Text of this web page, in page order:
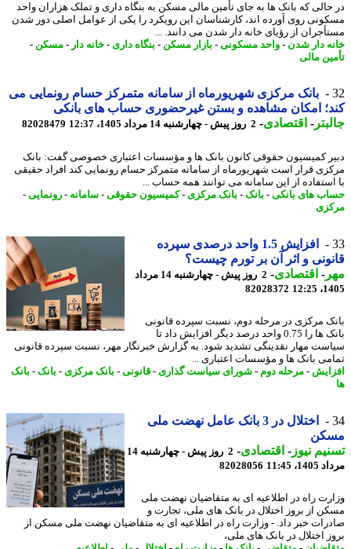
که بانک ها به جای تأمین مالی مسکن به بنگاه داری و تملک هزاران واحد
روی آورده اند، کارشناسان این رویکرد را یکی از عوامل اصلی دور شدن
از رؤیای خانه دار شدن می دانند. ...
دار شدن-واحد مسکونی-بازار مسکن-بنگاه داری- خانه دار-مسکن-
مالی
بانک مرکزی شهریورماه از سامانه متمرکز حسام رونمایی می
امکان مشاهده و بستن غیرحضوری حساب های بانکی
-اقتصادی-2 روز پیش - چهارشنبه 14 مرداد 1405، 12:37 82028479
کمیسیون حقوقی کانون بانک ها و مؤسسات اعتباری خصوصی گفت: بانک
قرار است شهریورماه از سامانه متمرکز حسام رونمایی کند افراد حقیقی
از این سامانه می توانند همه حساب ...
های بانکی-بانک -بانک مرکزی - کمیسیون حقوقی-سامانه-رونمایی-
افزایش 1.5 واحد درصدی سپرده
و اثر آن بر تورم چیست؟
-اقتصادی-
2 روز پیش - چهارشنبه 14 مرداد
82028372
مرکزی در مرحله دوم، نسبت سپرده قانونی
بانک ها را 0.75 واحد درصد دیگر افزایش داد تا
مهار نقدینگی تشدید شود. به گزارش خبرنگار مهر، نسبت سپرده قانونی
بانک ها و مؤسسات اعتباری ...
-مرحله دوم -شورای سیاست گذاری- قانونی-بانک مرکزی - بانک -بانک
اختلال در 3 بانک عامل نهضت ملی
نیوز-اقتصادی-
2 روز پیش - چهارشنبه 14
11:45
82028056
راه در اطلاعیه ای به متقاضیان نهضت ملی
از بروز اختلال در بانک های ملی، تجارت و
خبر داد. - وزارت راه در اطلاعیه ای به متقاضیان نهضت ملی مسکن از
اختلال در بانک های ملی،